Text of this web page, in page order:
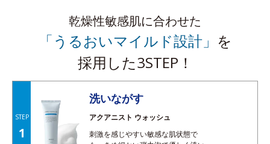
乾燥性敏感肌に合わせた
「うるおいマイルド設計」 を
採用した3STEP！
STEP
1
洗いながす
アクアニスト ウォッシュ
刺激を感じやすい敏感な肌状態で